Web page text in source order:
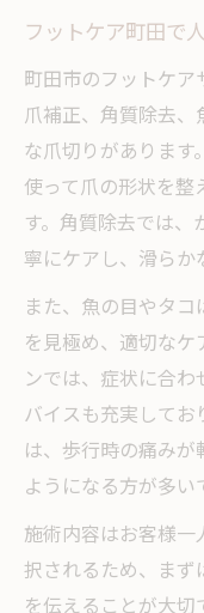
フットケア町田で
町田市のフットケ
爪補正、角質除去
な爪切りがあります
使って爪の形状を整
す。角質除去では
寧にケアし、滑らか
また、魚の目やタ
を見極め、適切な
ンでは、症状に合
バイスも充実して
は、歩行時の痛み
ようになる方が多い
施術内容はお客様
択されるため、ま
を伝えることが大